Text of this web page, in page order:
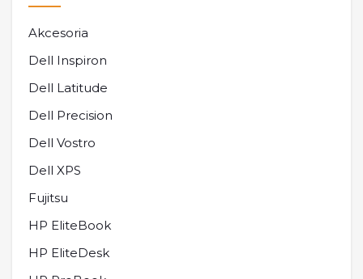
Akcesoria
Dell Inspiron
Dell Latitude
Dell Precision
Dell Vostro
Dell XPS
Fujitsu
HP EliteBook
HP EliteDesk